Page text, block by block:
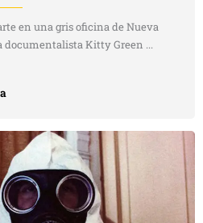
en una gris oficina de Nueva
documentalista Kitty Green ...